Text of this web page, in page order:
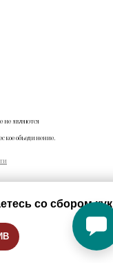
со сбором
являются
объединение.